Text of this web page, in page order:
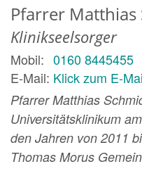
Pfarrer Matthias
Klinikseelsorger
Mobil: 0160 8445455
E-Mail: Klick zum E-
Pfarrer Matthias
Universitätsklinikum
den Jahren von 2011
Thomas Morus